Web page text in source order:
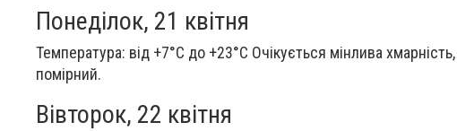
Понеділок, 21 квітня
Температура: від +7°C до +23°C Очікується мінлива
помірний.
Вівторок, 22 квітня